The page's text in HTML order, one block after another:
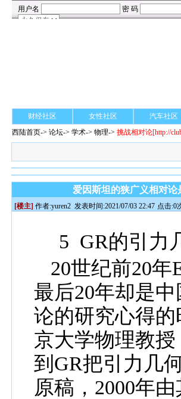
财经社区 女性社区 汽车社区
西陆首页->论坛->学术-> 物理->挑战相对论[http://
爱因斯坦的狭广义相对论
[楼主] 作者:yuren2 发表时间:2021/07/03 22:47 点击:0
5 GR的引力
20世纪前20年
最后20年却是
论的研究心得
京大学物理教
到 GR把引力几
原稿， 2000年由